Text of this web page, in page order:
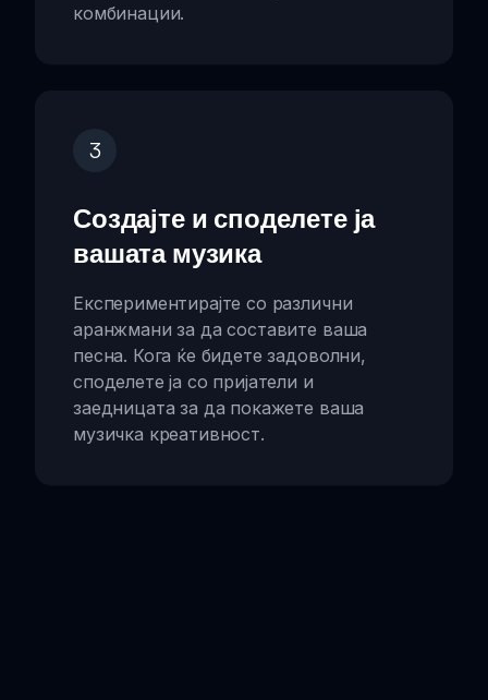
комбинации.
3
Создајте и споделете ја
вашата музика
Експериментирајте со различни
аранжмани за да составите ваша
песна. Кога ќе бидете задоволни,
споделете ја со пријатели и
заедницата за да покажете ваша
музичка креативност.